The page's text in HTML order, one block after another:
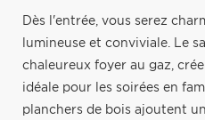
Dès l'entrée, vous serez
lumineuse et conviviale. Le
chaleureux foyer au gaz,
idéale pour les soirées en
planchers de bois ajoutent